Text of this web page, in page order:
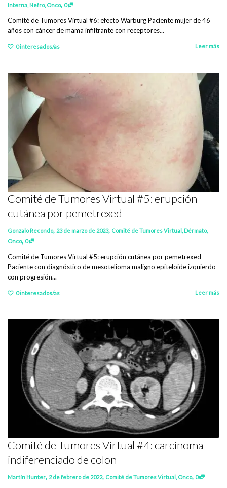
Interna, Nefro, Onco, 0
Comité de Tumores Virtual #6: efecto Warburg Paciente mujer de 46
años con cáncer de mama infiltrante con receptores...
0interesados/as Leer más
Comité de Tumores Virtual #5: erupción
cutánea por pemetrexed
Gonzalo Recondo, 23 de marzo de 2023, Comité de Tumores Virtual , Dérmato,
Onco, 0
Comité de Tumores Virtual #5: erupción cutánea por pemetrexed
Paciente con diagnóstico de mesotelioma maligno epiteloide izquierdo
con progresión...
0interesados/as Leer más
Comité de Tumores Virtual #4: carcinoma
indiferenciado de colon
Martín Hunter, 2 de febrero de 2022, Comité de Tumores Virtual , Onco, 0